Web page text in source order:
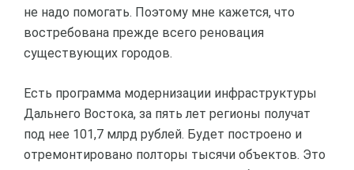
не надо помогать. Поэтому мне кажется, что
востребована прежде всего реновация
существующих городов.
Есть программа модернизации инфраструктуры
Дальнего Востока, за пять лет регионы получат
под нее 101,7 млрд рублей. Будет построено и
отремонтировано полторы тысячи объектов. Это